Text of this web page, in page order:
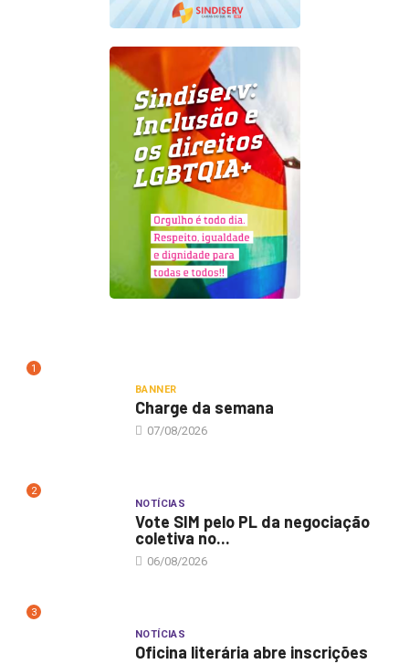
1
BANNER
Charge da semana
07/08/2026
2
NOTÍCIAS
Vote SIM pelo PL da negociação
coletiva no...
06/08/2026
3
NOTÍCIAS
Oficina literária abre inscrições